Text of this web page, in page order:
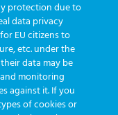
protection due to
data privacy
EU citizens to
etc. under the
data may be
monitoring
against it. If you
of cookies or